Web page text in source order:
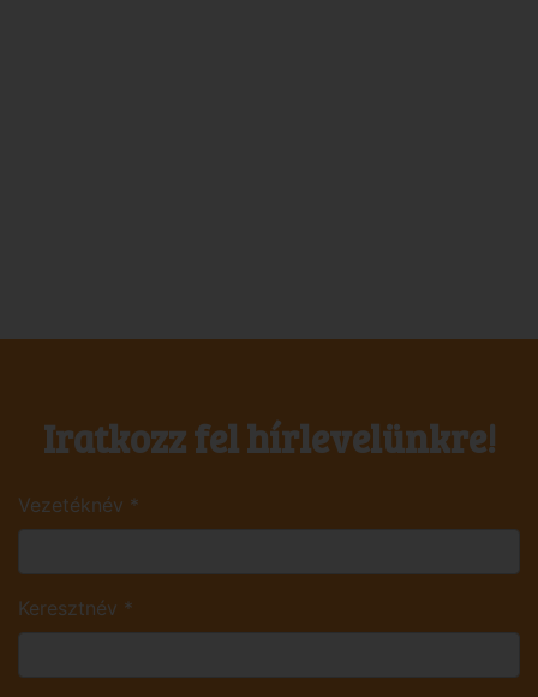
Iratkozz fel hírlevelünkre!
Vezetéknév *
Keresztnév *